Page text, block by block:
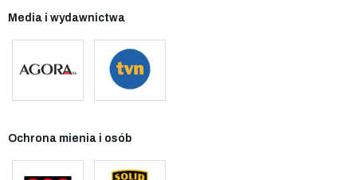
Media i wydawnictwa
Ochrona mienia i osób